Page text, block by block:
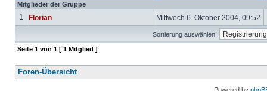
Mitglieder der Gruppe
1 Florian Mittwoch 6. Oktober 2004, 09:52
Sortierung auswählen:
Seite 1 von 1 [ 1 Mitglied ]
Foren-Übersicht